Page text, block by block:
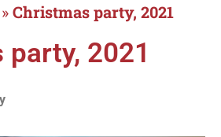
»Christmas party, 2021
2021